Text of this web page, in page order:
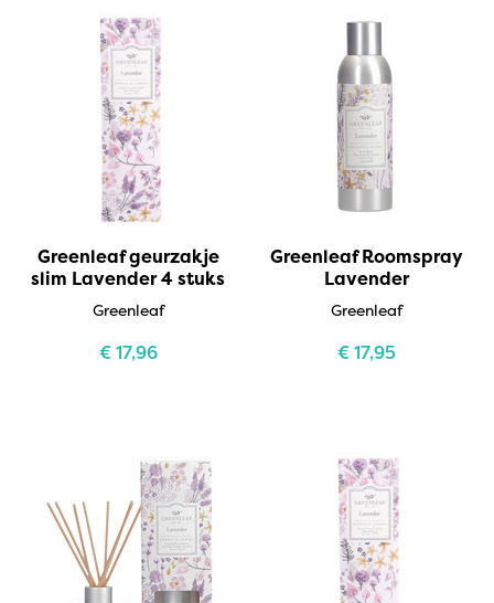
Greenleaf geurzakje
slim Lavender 4 stuks
Greenleaf
€17,96
Greenleaf Roomspray
Lavender
Greenleaf
€17,95